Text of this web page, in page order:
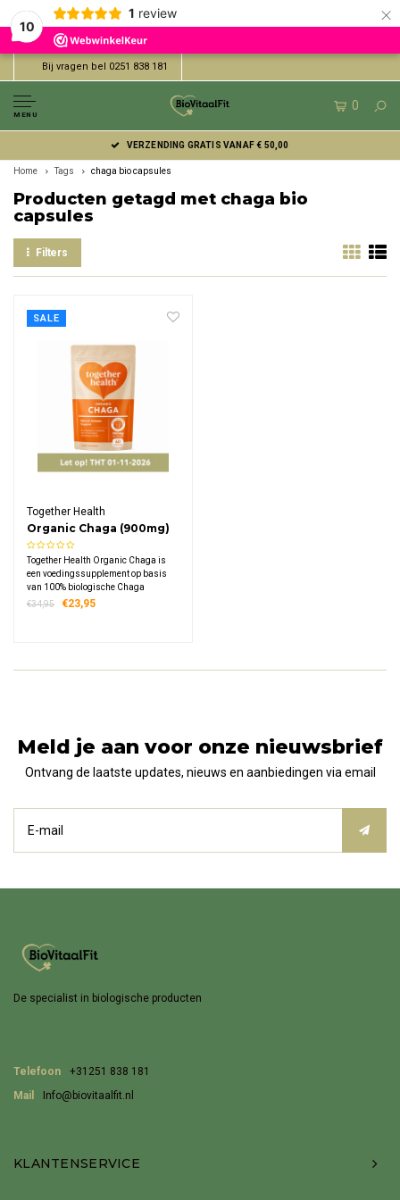
10
1 review ×
Bij vragen bel 0251 838 181
MENU
0
VERZENDING GRATIS VANAF € 50,00
Home Tags chaga bio capsules
Producten getagd met chaga bio
capsules
Filters
SALE
Together Health
Organic Chaga (900mg)
Together Health Organic Chaga is
een voedingssupplement op basis
van 100% biologische Chaga
vruchtlichamen (Inonotus obliquus).
€34,95 €23,95
Meld je aan voor onze nieuwsbrief
Ontvang de laatste updates, nieuws en aanbiedingen via email
De specialist in biologische producten
Telefoon
+31251 838 181
Mail
Info@biovitaalfit.nl
KLANTENSERVICE